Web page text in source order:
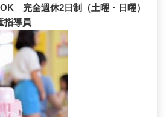
完全週休2日制（土曜・日曜）
指導員